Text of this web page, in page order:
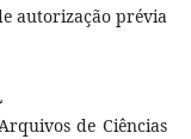
autorização prévia
de Ciências